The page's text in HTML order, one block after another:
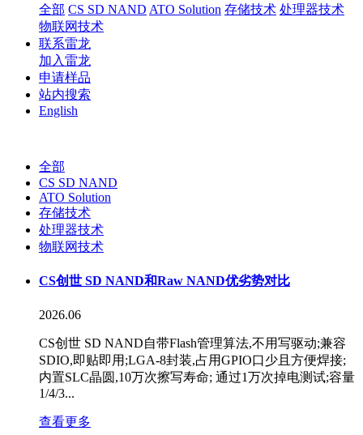
全部 CS SD NAND ATO Solution 存储技术 处理器技术
物联网技术
联系雷龙
加入雷龙
申请样品
站内搜索
English
全部
CS SD NAND
ATO Solution
存储技术
处理器技术
物联网技术
CS创世 SD NAND和Raw NAND优劣势对比
2026.06
CS创世 SD NAND自带Flash管理算法,不用写驱动;兼容
SDIO,即贴即用;LGA-8封装,占用GPIO口少且方便焊接;
内置SLC晶圆,10万次擦写寿命; 通过1万次掉电测试;容量
1/4/3...
查看更多